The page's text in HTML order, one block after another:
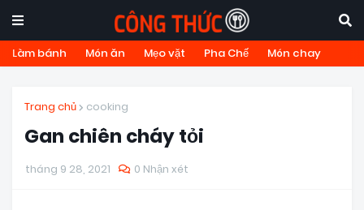
Làm bánh Món ăn Mẹo vặt Pha Chế Món chay
Trang chủ cooking
Gan chiên cháy tỏi
tháng 9 28, 2021 0 Nhận xét